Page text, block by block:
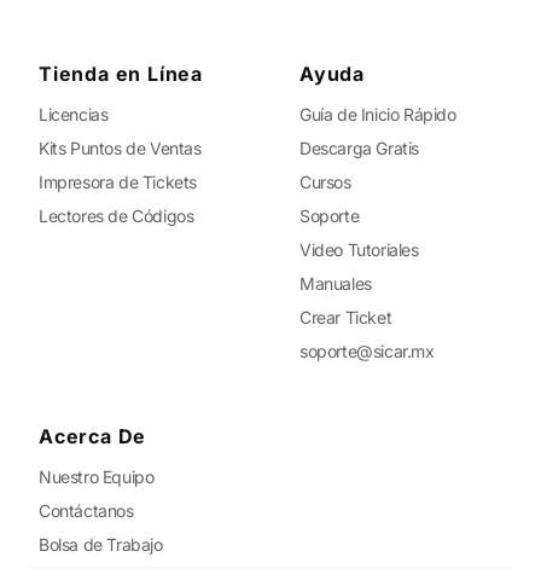
Tienda en Línea
Licencias
Kits Puntos de Ventas
Impresora de Tickets
Lectores de Códigos
Ayuda
Guía de Inicio Rápido
Descarga Gratis
Cursos
Soporte
Video Tutoriales
Manuales
Crear Ticket
soporte@sicar.mx
Acerca De
Nuestro Equipo
Contáctanos
Bolsa de Trabajo